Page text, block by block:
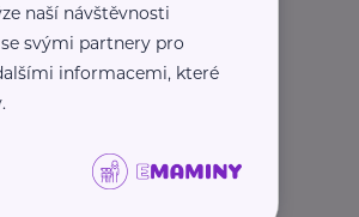
naší návštěvnosti
svými partnery pro
informacemi, které